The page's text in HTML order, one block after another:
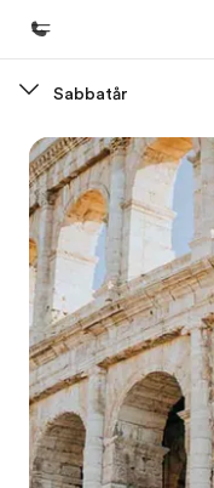
Velkommen til EF
Programmer
Se alt hvad vi gør
Kontorer
Find et kontor nær dig
Om os
Hvem er vi?
Karriere
Sabbatår